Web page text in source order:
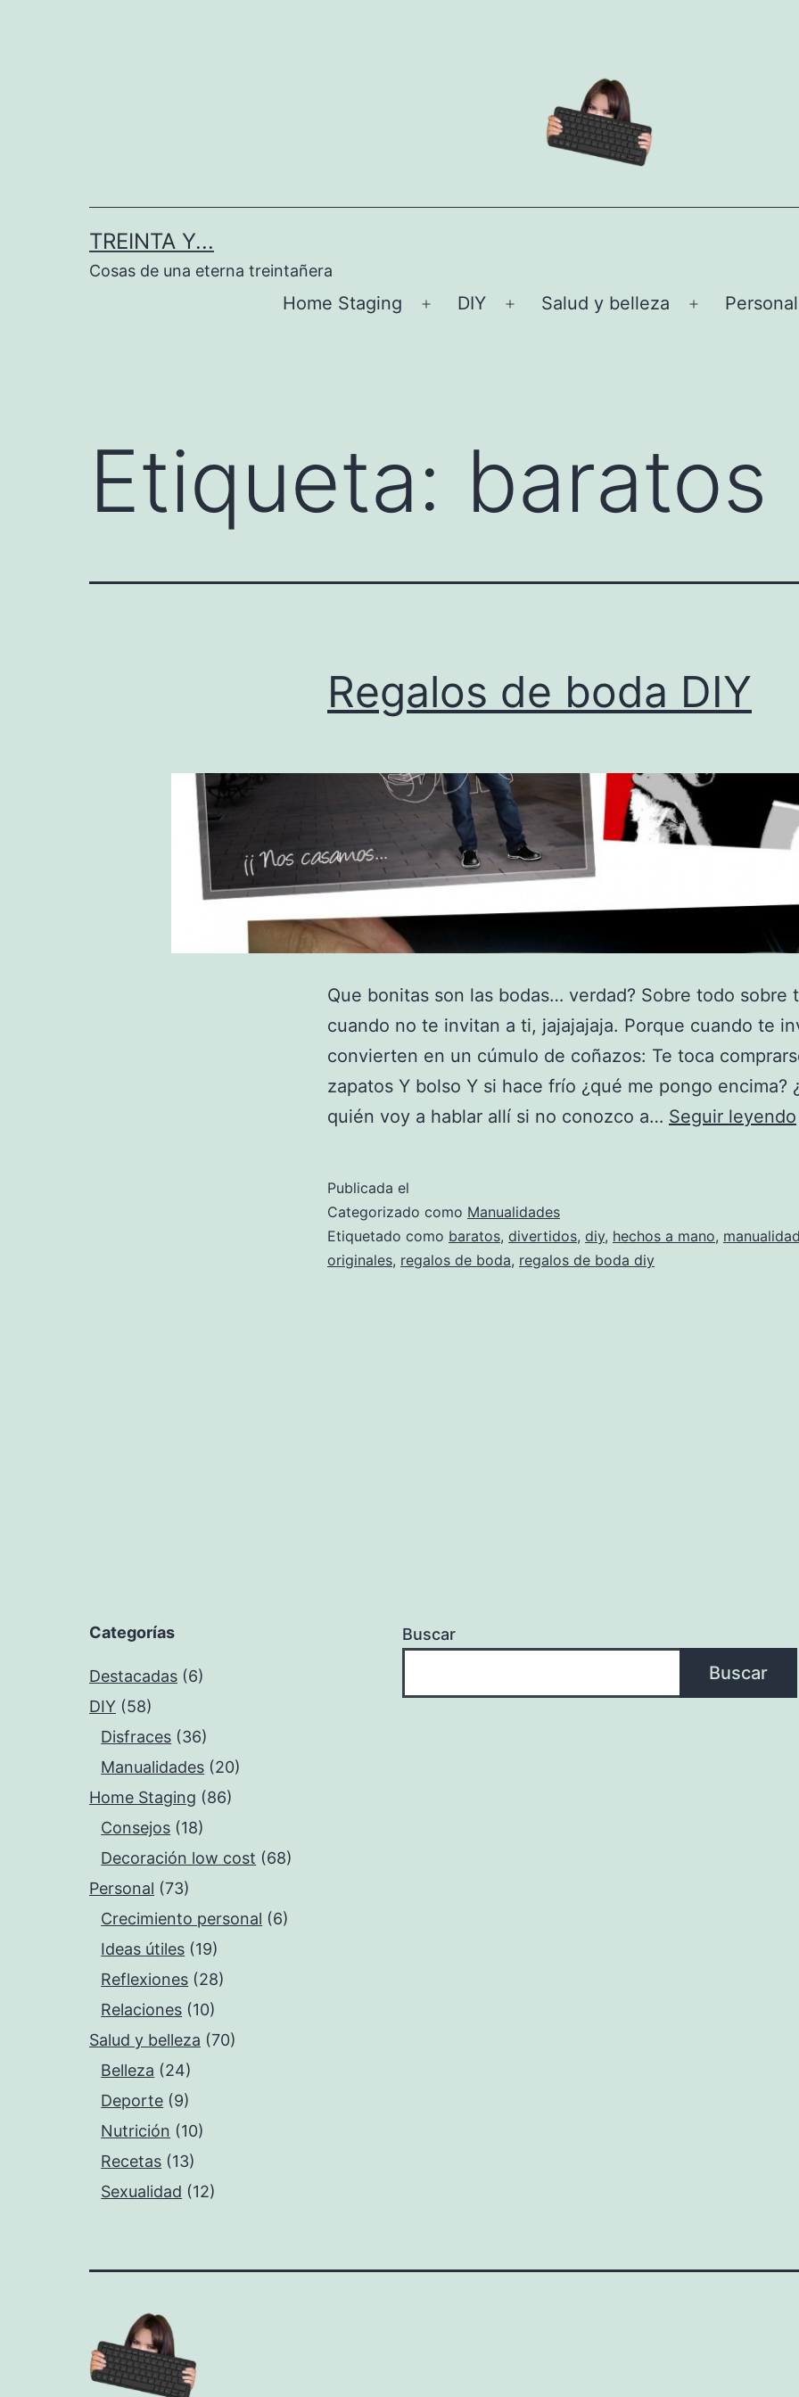
TREINTA Y...
Cosas de una eterna treintañera
Home Staging
Abrir
DIY
Abrir
Salud y belleza
Abrir
Personal
Etiqueta: baratos
Regalos de boda DIY
Que bonitas son las bodas… verdad? Sobre todo sobre
cuando no te invitan a ti, jajajajaja. Porque cuando te
convierten en un cúmulo de coñazos: Te toca
zapatos Y bolso Y si hace frío ¿qué me pongo encima?
quién voy a hablar allí si no conozco a… Seguir leyendo
Publicada el
Categorizado como Manualidades
Etiquetado como baratos, divertidos, diy, hechos a mano,
originales, regalos de boda, regalos de boda diy
Categorías
Destacadas (6)
DIY (58)
Disfraces (36)
Manualidades (20)
Home Staging (86)
Consejos (18)
Decoración low cost (68)
Personal (73)
Crecimiento personal (6)
Ideas útiles (19)
Reflexiones (28)
Relaciones (10)
Salud y belleza (70)
Belleza (24)
Deporte (9)
Nutrición (10)
Recetas (13)
Sexualidad (12)
Buscar
Buscar